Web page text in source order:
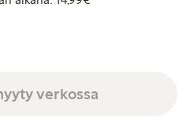
verkossa